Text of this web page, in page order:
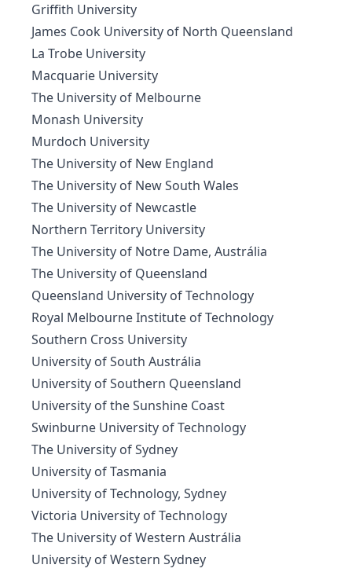
Griffith University
James Cook University of North Queensland
La Trobe University
Macquarie University
The University of Melbourne
Monash University
Murdoch University
The University of New England
The University of New South Wales
The University of Newcastle
Northern Territory University
The University of Notre Dame, Austrália
The University of Queensland
Queensland University of Technology
Royal Melbourne Institute of Technology
Southern Cross University
University of South Austrália
University of Southern Queensland
University of the Sunshine Coast
Swinburne University of Technology
The University of Sydney
University of Tasmania
University of Technology, Sydney
Victoria University of Technology
The University of Western Austrália
University of Western Sydney